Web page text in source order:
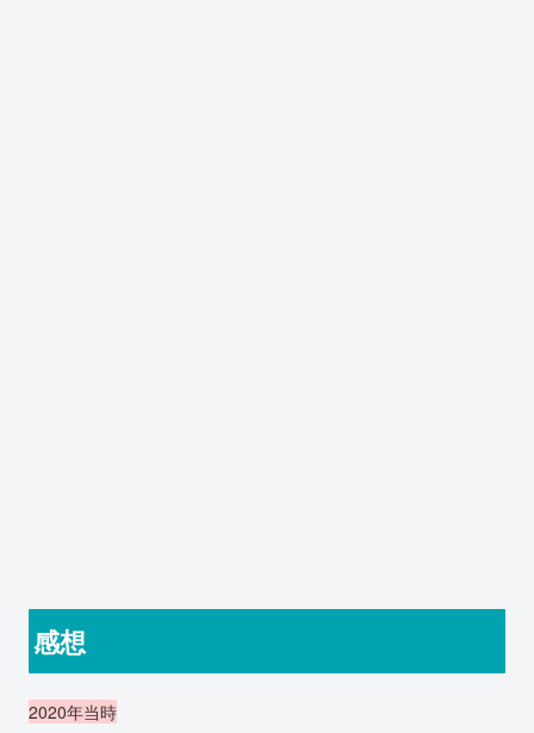
感想
2020年当時